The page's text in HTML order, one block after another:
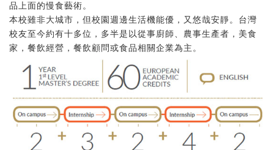
品上面的慢食藝術。
本校雖非大城市，但校園週邊生活機能優，又悠哉安靜。台灣
校友至今約有十多位，多半是以從事廚師、農事生產者，美食
家，餐飲經營，餐飲顧問或食品相關企業為主。